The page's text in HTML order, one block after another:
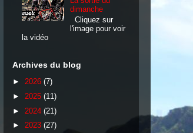
dimanche
Cliquez sur
l'image pour voir
la vidéo
Archives du blog
► 2026 (7)
► 2025 (11)
► 2024 (21)
► 2023 (27)